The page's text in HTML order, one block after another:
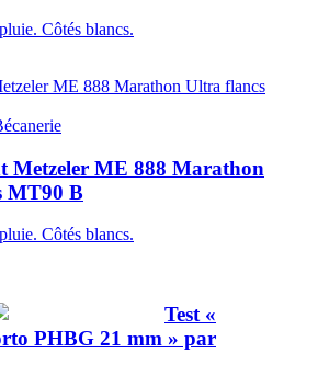
Côtés blancs.
Metzeler ME 888 Marathon
MT90 B
Côtés blancs.
Test «
PHBG 21 mm » par